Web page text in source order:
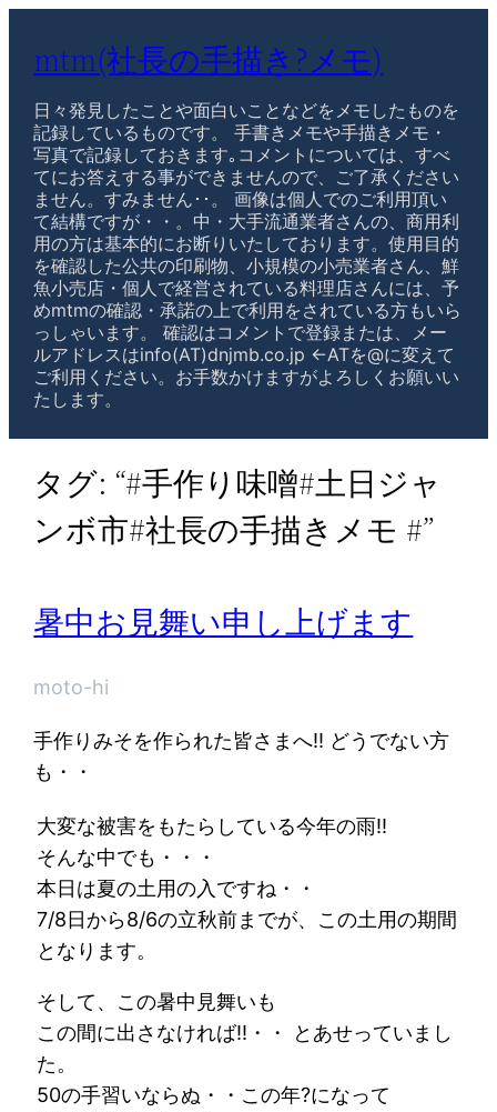
mtm(社長の手描き?メモ)
日々発見したことや面白いことなどをメモしたものを
記録しているものです。 手書きメモや手描きメモ・
写真で記録しておきます｡コメントについては、すべ
てにお答えする事ができませんので、ご了承ください
ません。すみません･･。 画像は個人でのご利用頂い
て結構ですが・・。中・大手流通業者さんの、商用利
用の方は基本的にお断りいたしております。使用目的
を確認した公共の印刷物、小規模の小売業者さん、鮮
魚小売店・個人で経営されている料理店さんには、予
めmtmの確認・承諾の上で利用をされている方もいら
っしゃいます。 確認はコメントで登録または、メー
ルアドレスはinfo(AT)dnjmb.co.jp ←ATを@に変えて
ご利用ください。お手数かけますがよろしくお願いい
たします。
タグ: “#手作り味噌#土日ジャ
ンボ市#社長の手描きメモ #”
暑中お見舞い申し上げます
moto-hi
手作りみそを作られた皆さまへ!! どうでない方
も・・
大変な被害をもたらしている今年の雨!!
そんな中でも・・・
本日は夏の土用の入ですね・・
7/8日から8/6の立秋前までが、この土用の期間
となります。
そして、この暑中見舞いも
この間に出さなければ!!・・ とあせっていまし
た。
50の手習いならぬ・・この年?になって